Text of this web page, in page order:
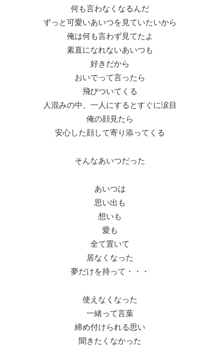
何も言わなくなるんだ
ずっと可愛いあいつを見ていたいから
俺は何も言わず見てたよ
素直になれないあいつも
好きだから
おいでって言ったら
飛びついてくる
人混みの中、一人にするとすぐに涙目
俺の顔見たら
安心した顔して寄り添ってくる
そんなあいつだった
あいつは
思い出も
想いも
愛も
全て置いて
居なくなった
夢だけを持って・・・
使えなくなった
一緒って言葉
締め付けられる思い
聞きたくなかった